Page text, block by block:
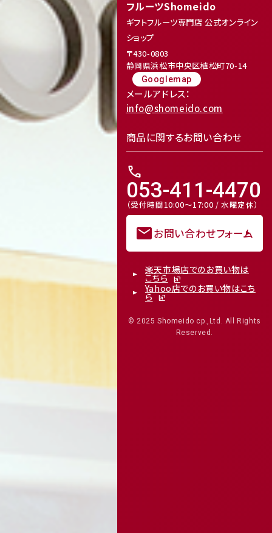
フルーツShomeido
ギフトフルーツ専門店 公式オンライン
ショップ
〒430-0803
静岡県浜松市中央区植松町70-14
Googlemap
メールアドレス：
info@shomeido.com
商品に関するお問い合わせ
call
053-411-4470
（受付時間10:00～17:00 / 水曜定休）
mailお問い合わせフォーム
楽天市場店でのお買い物は
こちら
Yahoo店でのお買い物はこち
ら
© 2025 Shomeido cp.,Ltd. All Rights
Reserved.